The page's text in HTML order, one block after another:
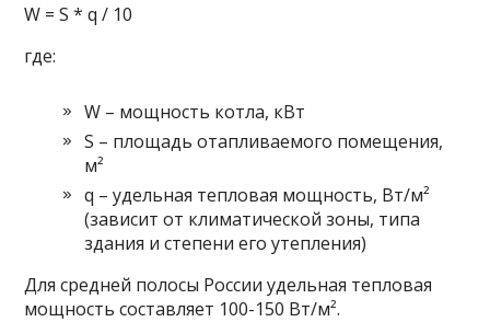
W = S * q / 10
где:
W – мощность котла, кВт
S – площадь отапливаемого помещения,
м²
q – удельная тепловая мощность, Вт/м²
(зависит от климатической зоны, типа
здания и степени его утепления)
Для средней полосы России удельная тепловая
мощность составляет 100-150 Вт/м².